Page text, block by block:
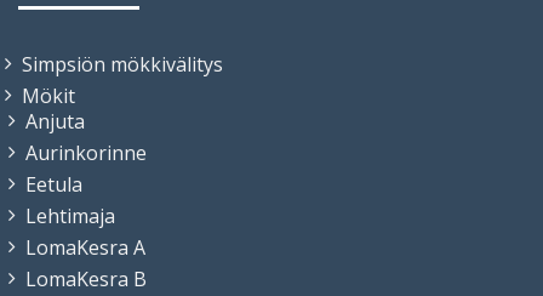
Simpsiön mökkivälitys
Mökit
Anjuta
Aurinkorinne
Eetula
Lehtimaja
LomaKesra A
LomaKesra B